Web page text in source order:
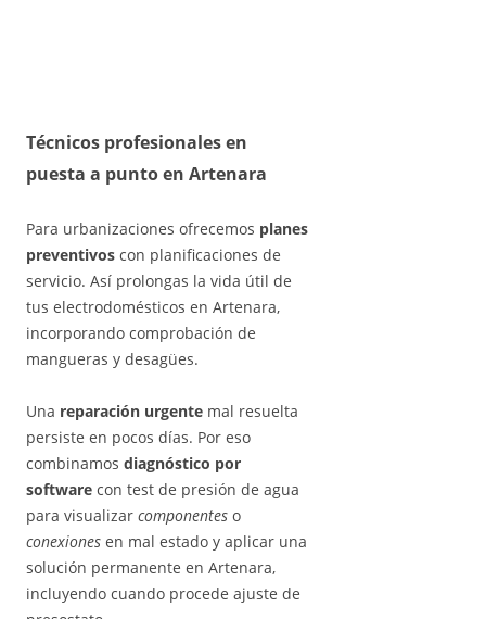
Técnicos profesionalesen
puesta a punto en Artenara
Para urbanizaciones ofrecemos planes
preventivos con planificaciones de
servicio. Así prolongas la vida útil de
tus electrodomésticos en Artenara,
incorporando comprobación de
mangueras y desagües.
Una reparación urgente mal resuelta
persiste en pocos días. Por eso
combinamos diagnóstico por
software con test de presión de agua
para visualizar componentes o
conexiones en mal estado y aplicar una
solución permanente en Artenara,
incluyendo cuando procede ajuste de